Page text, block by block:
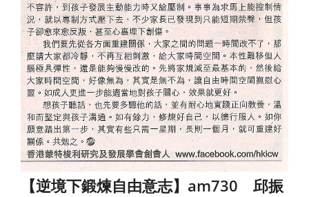
【逆境下鍛煉自由意志】am730 邱振